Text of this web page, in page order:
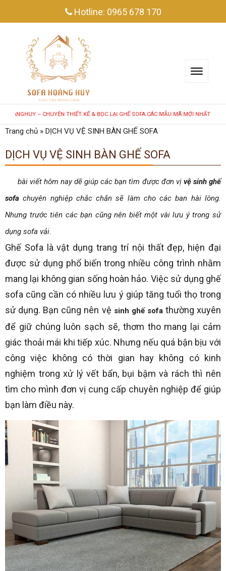
Hotline: 0965 678 170
– CHUYÊN THIẾT KẾ & BỌC LẠI GHẾ SOFA CÁC MẪU MÃ MỚI NHẤT!
Trang chủ » DỊCH VỤ VỆ SINH BÀN GHẾ SOFA
DỊCH VỤ VỆ SINH BÀN GHẾ SOFA
bài viết hôm nay dẽ giúp các bạn tìm được đơn vị vệ sinh ghế
sofa chuyên nghiệp chắc chắn sẽ làm cho các ban hài lòng.
Nhưng trước tiên các bạn cũng nên biết một vài lưu ý trong sử
dụng sofa vải.
Ghế Sofa là vật dụng trang trí nội thất đẹp, hiện đại
được sử dụng phổ biến trong nhiều công trình nhằm
mang lại không gian sống hoàn hảo. Việc sử dụng ghế
sofa cũng cần có nhiều lưu ý giúp tăng tuổi thọ trong
sử dụng. Bạn cũng nên vệ sinh ghế sofathường xuyên
để giữ chúng luôn sạch sẽ, thơm tho mang lại cảm
giác thoải mái khi tiếp xúc. Nhưng nếu quá bận bịu với
công việc không có thời gian hay không có kinh
nghiệm trong xử lý vết bẩn, bụi bậm và rách thì nên
tìm cho mình đơn vị cung cấp chuyên nghiệp để giúp
bạn làm điều này.